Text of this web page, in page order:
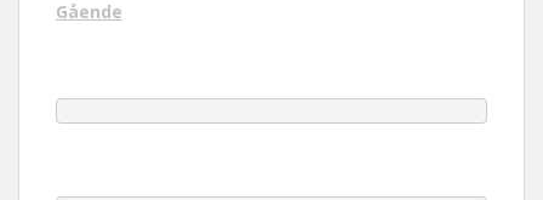
Gående